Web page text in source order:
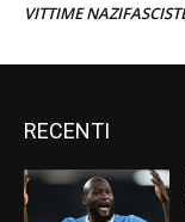
VITTIME
RECENTI